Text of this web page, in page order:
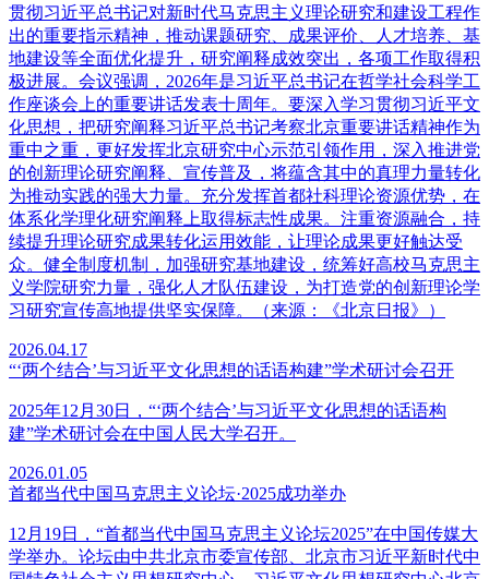
贯彻习近平总书记对新时代马克思主义理论研究和建设工程作
出的重要指示精神，推动课题研究、成果评价、人才培养、基
地建设等全面优化提升，研究阐释成效突出，各项工作取得积
极进展。会议强调，2026年是习近平总书记在哲学社会科学工
作座谈会上的重要讲话发表十周年。要深入学习贯彻习近平文
化思想，把研究阐释习近平总书记考察北京重要讲话精神作为
重中之重，更好发挥北京研究中心示范引领作用，深入推进党
的创新理论研究阐释、宣传普及，将蕴含其中的真理力量转化
为推动实践的强大力量。充分发挥首都社科理论资源优势，在
体系化学理化研究阐释上取得标志性成果。注重资源融合，持
续提升理论研究成果转化运用效能，让理论成果更好触达受
众。健全制度机制，加强研究基地建设，统筹好高校马克思主
义学院研究力量，强化人才队伍建设，为打造党的创新理论学
习研究宣传高地提供坚实保障。（来源：《北京日报》）
2026.04.17
“‘两个结合’与习近平文化思想的话语构建”学术研讨会召开
2025年12月30日，“‘两个结合’与习近平文化思想的话语构
建”学术研讨会在中国人民大学召开。
2026.01.05
首都当代中国马克思主义论坛·2025成功举办
12月19日，“首都当代中国马克思主义论坛2025”在中国传媒大
学举办。论坛由中共北京市委宣传部、北京市习近平新时代中